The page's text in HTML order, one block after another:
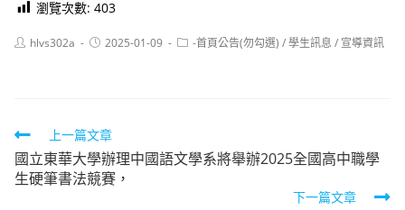
瀏覽次數: 403
Posthlvs302a
Post2025-01-09
Post-首頁公告(勿勾選) /學生訊息 / 宣導資訊
Read
more
articles
上一篇文章
國立東華大學辦理中國語文學系將舉辦2025全國高中職學
生硬筆書法競賽，
下一篇文章